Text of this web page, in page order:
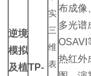
逆境
模拟
及植TP-
布成像
多光谱
OSAVI
热红外